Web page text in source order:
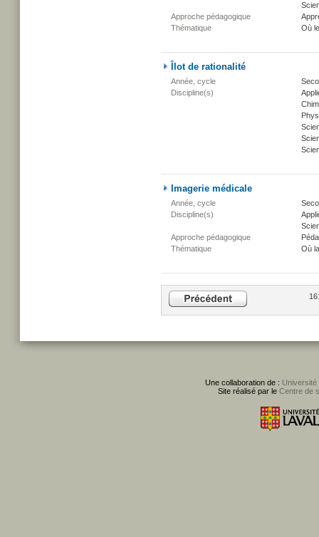
Approche pédagogique
Thématique
Où
Îlot de rationalité
Année, cycle
Discipline(s)
Imagerie médicale
Année, cycle
Discipline(s)
Approche pédagogique
Thématique
Où
Une collaboration de : Université
Site réalisé par le Centre de